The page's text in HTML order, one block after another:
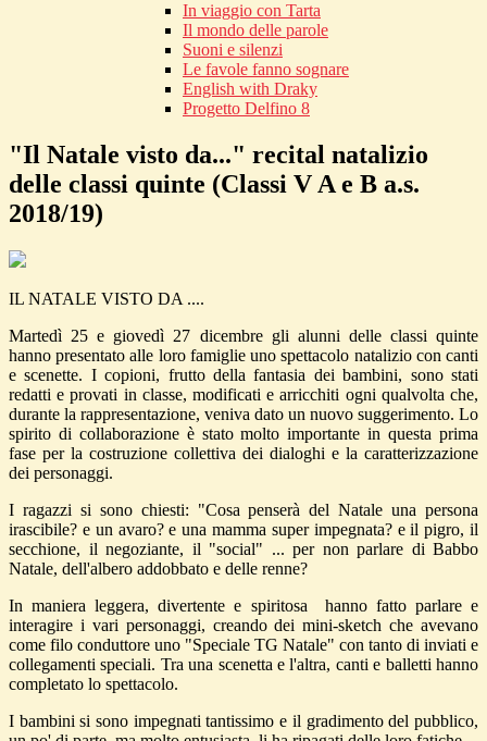
In viaggio con Tarta
Il mondo delle parole
Suoni e silenzi
Le favole fanno sognare
English with Draky
Progetto Delfino 8
"Il Natale visto da..." recital natalizio
delle classi quinte (Classi V A e B a.s.
2018/19)
IL NATALE VISTO DA ....
Martedì 25 e giovedì 27 dicembre gli alunni delle classi quinte
hanno presentato alle loro famiglie uno spettacolo natalizio con canti
e scenette. I copioni, frutto della fantasia dei bambini, sono stati
redatti e provati in classe, modificati e arricchiti ogni qualvolta che,
durante la rappresentazione, veniva dato un nuovo suggerimento. Lo
spirito di collaborazione è stato molto importante in questa prima
fase per la costruzione collettiva dei dialoghi e la caratterizzazione
dei personaggi.
I ragazzi si sono chiesti: "Cosa penserà del Natale una persona
irascibile? e un avaro? e una mamma super impegnata? e il pigro, il
secchione, il negoziante, il "social" ... per non parlare di Babbo
Natale, dell'albero addobbato e delle renne?
In maniera leggera, divertente e spiritosa hanno fatto parlare e
interagire i vari personaggi, creando dei mini-sketch che avevano
come filo conduttore uno "Speciale TG Natale" con tanto di inviati e
collegamenti speciali. Tra una scenetta e l'altra, canti e balletti hanno
completato lo spettacolo.
I bambini si sono impegnati tantissimo e il gradimento del pubblico,